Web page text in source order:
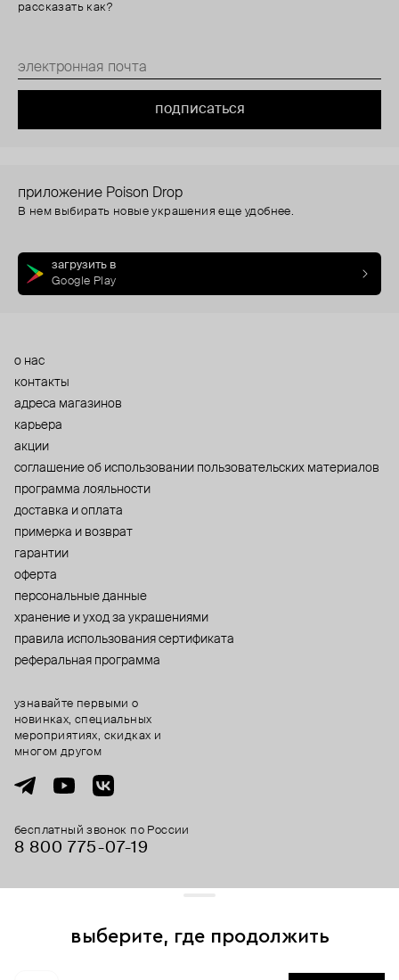
рассказать как?
подписаться
приложение Poison Drop
В нем выбирать новые украшения еще удобнее.
загрузить в
Google Play
о нас
контакты
адреса магазинов
карьера
акции
cоглашение об использовании пользовательских материалов
программа лояльности
доставка и оплата
примерка и возврат
гарантии
оферта
персональные данные
хранение и уход за украшениями
правила использования сертификата
реферальная программа
бесплатный звонок по России
8 800 775⁠-07⁠-19
узнавайте первыми о
новинках, специальных
мероприятиях, скидках и
многом другом
выберите, где продолжить